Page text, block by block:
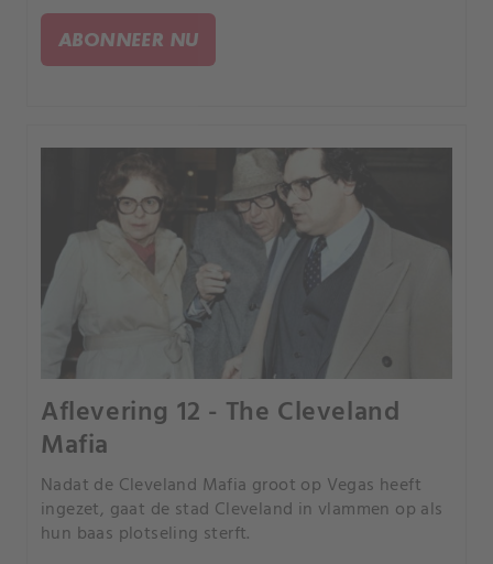
ABONNEER NU
Aflevering 12 - The Cleveland
Mafia
Nadat de Cleveland Mafia groot op Vegas heeft
ingezet, gaat de stad Cleveland in vlammen op als
hun baas plotseling sterft.